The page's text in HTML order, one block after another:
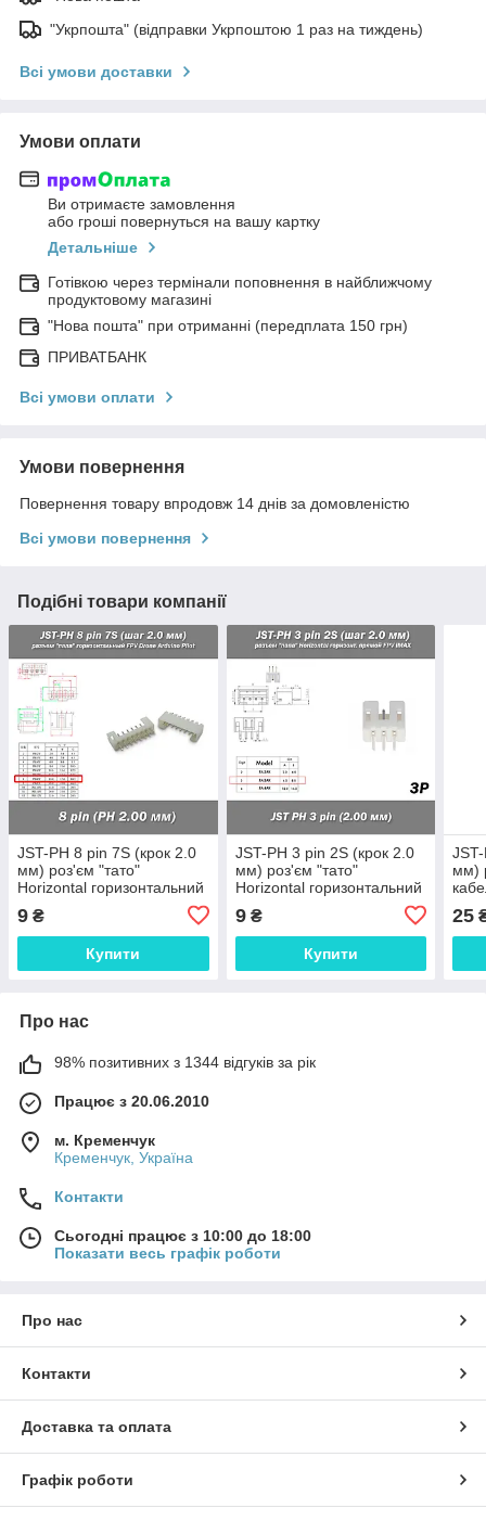
"Укрпошта" (відправки Укрпоштою 1 раз на тиждень)
Всі умови доставки
Умови оплати
Ви отримаєте замовлення
або гроші повернуться на вашу картку
Детальніше
Готівкою через термінали поповнення в найближчому
продуктовому магазині
"Нова пошта" при отриманні (передплата 150 грн)
ПРИВАТБАНК
Всі умови оплати
Умови повернення
Повернення товару впродовж 14 днів за домовленістю
Всі умови повернення
Подібні товари компанії
JST-PH 8 pin 7S (крок 2.0
мм) роз'єм "тато"
Horizontal горизонтальний
прямий FPV iMAX B6 7.4v
LiPo балансування
9 ₴
Купити
JST-PH 3 pin 2S (крок 2.0
мм) роз'єм "тато"
Horizontal горизонтальний
прямий FPV iMAX B6 7.4v
LiPo балансування
9₴
Купити
мм)
25
Про нас
98% позитивних з 1344 відгуків за рік
Працює з 20.06.2010
м. Кременчук
Кременчук, Україна
Контакти
Сьогодні працює з 10:00 до 18:00
Показати весь графік роботи
Про нас
Контакти
Доставка та оплата
Графік роботи